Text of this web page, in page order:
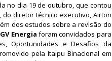
no dia 19 de outubro, que contou
diretor técnico executivo, Airton
dos estudos sobre a revisão do
Energia foram convidados para
Oportunidades e Desafios da
pela Itaipu Binacional em